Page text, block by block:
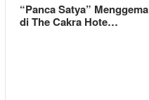
“Panca Satya” Menggema
di The Cakra Hote…